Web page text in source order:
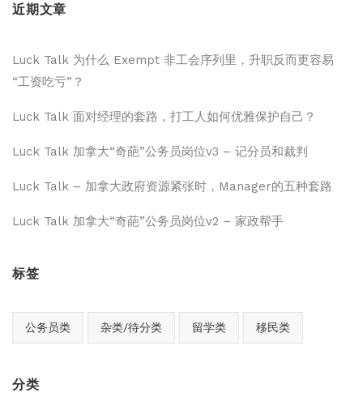
近期文章
Luck Talk 为什么 Exempt 非工会序列里，升职反而更容易
“工资吃亏”？
Luck Talk 面对经理的套路，打工人如何优雅保护自己？
Luck Talk 加拿大“奇葩”公务员岗位v3 – 记分员和裁判
Luck Talk – 加拿大政府资源紧张时，Manager的五种套路
Luck Talk 加拿大“奇葩”公务员岗位v2 – 家政帮手
标签
公务员类 杂类/待分类 留学类 移民类
分类